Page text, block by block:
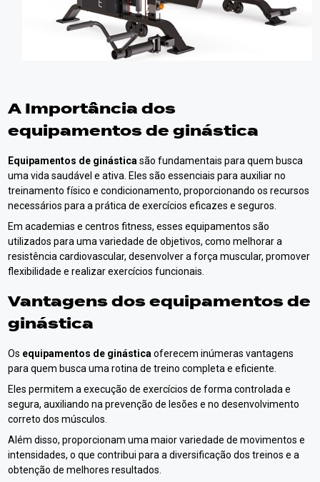
A Importância dos
equipamentos de ginástica
Equipamentos de ginástica são fundamentais para quem busca
uma vida saudável e ativa. Eles são essenciais para auxiliar no
treinamento físico e condicionamento, proporcionando os recursos
necessários para a prática de exercícios eficazes e seguros.
Em academias e centros fitness, esses equipamentos são
utilizados para uma variedade de objetivos, como melhorar a
resistência cardiovascular, desenvolver a força muscular, promover
flexibilidade e realizar exercícios funcionais.
Vantagens dosequipamentos de
ginástica
Os equipamentos de ginástica oferecem inúmeras vantagens
para quem busca uma rotina de treino completa e eficiente.
Eles permitem a execução de exercícios de forma controlada e
segura, auxiliando na prevenção de lesões e no desenvolvimento
correto dos músculos.
Além disso, proporcionam uma maior variedade de movimentos e
intensidades, o que contribui para a diversificação dos treinos e a
obtenção de melhores resultados.